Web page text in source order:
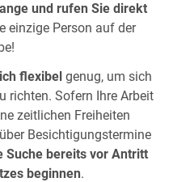
und rufen Sie direkt
einzige Person auf der
flexibel genug, um sich
richten. Sofern Ihre Arbeit
zeitlichen Freiheiten
Besichtigungstermine
Suche bereits vor Antritt
beginnen.